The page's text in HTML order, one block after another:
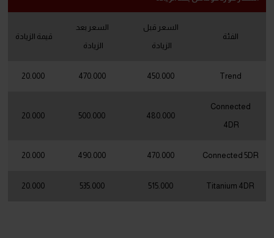
الفئة
السعر قبل
الزيادة
السعر بعد
الزيادة
قيمة الزيادة
450.000
470.000
20.000
Connected
4DR
480.000
20.000
470.000
20.000
515.000
535.000
20.000